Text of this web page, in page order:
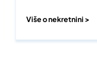
Više o nekretnini >